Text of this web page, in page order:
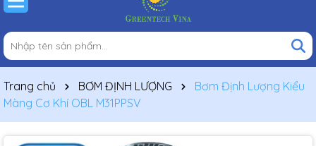
Trang chủ BƠM ĐỊNH LƯỢNG
Bơm Định Lượng Kiểu
Màng Cơ Khí OBL M31PPSV